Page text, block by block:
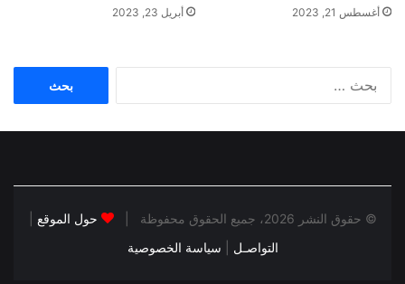
أغسطس 21, 2023 أبريل 23, 2023
© حقوق النشر 2026، جميع الحقوق محفوظة | حول الموقع
التواصـل
سياسة الخصوصية